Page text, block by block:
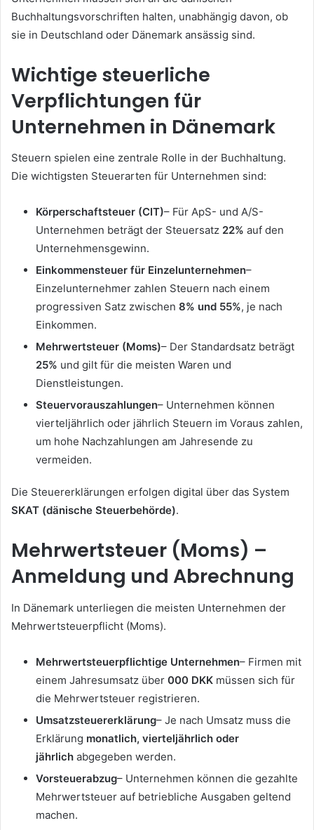
Buchhaltungsvorschriften halten, unabhängig davon, ob
sie in Deutschland oder Dänemark ansässig sind.
Wichtige steuerliche
Verpflichtungen für
Unternehmen in Dänemark
Steuern spielen eine zentrale Rolle in der Buchhaltung.
Die wichtigsten Steuerarten für Unternehmen sind:
Körperschaftsteuer (CIT)– Für ApS- und A/S-
Unternehmen beträgt der Steuersatz 22% auf den
Unternehmensgewinn.
Einkommensteuer für Einzelunternehmen–
Einzelunternehmer zahlen Steuern nach einem
progressiven Satz zwischen 8% und 55%, je nach
Einkommen.
Mehrwertsteuer (Moms)– Der Standardsatz beträgt
25% und gilt für die meisten Waren und
Dienstleistungen.
Steuervorauszahlungen– Unternehmen können
vierteljährlich oder jährlich Steuern im Voraus zahlen,
um hohe Nachzahlungen am Jahresende zu
vermeiden.
Die Steuererklärungen erfolgen digital über das System
SKAT (dänische Steuerbehörde).
Mehrwertsteuer (Moms) –
Anmeldung und Abrechnung
In Dänemark unterliegen die meisten Unternehmen der
Mehrwertsteuerpflicht (Moms).
Mehrwertsteuerpflichtige Unternehmen– Firmen mit
einem Jahresumsatz über 000 DKK müssen sich für
die Mehrwertsteuer registrieren.
Umsatzsteuererklärung– Je nach Umsatz muss die
Erklärung monatlich, vierteljährlich oder
jährlich abgegeben werden.
Vorsteuerabzug– Unternehmen können die gezahlte
Mehrwertsteuer auf betriebliche Ausgaben geltend
machen.